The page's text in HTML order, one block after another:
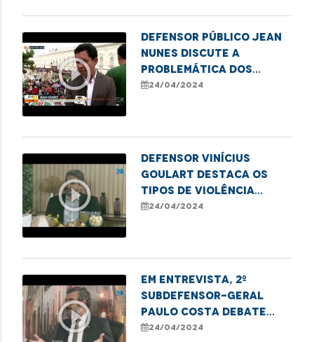
play_circle_outline
Defensor Público Jean
Nunes discute a
problemática dos
conflitos fundiários
24/04/2024
play_circle_outline
Defensor Vinícius
Goulart destaca os
tipos de violência
contra idosos e ações
24/04/2024
play_circle_outline
Em entrevista, 2º
Subdefensor-Geral
Paulo Costa debate
controle e
24/04/2024